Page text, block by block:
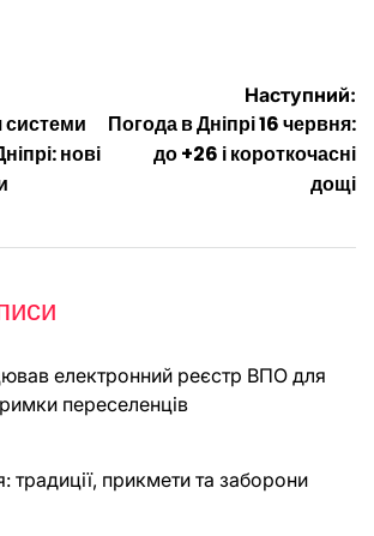
системи
нові
Наступний:
Погода в Дніпрі 16 червня:
до +26 і короткочасні
дощі
електронний реєстр ВПО для
переселенців
традиції, прикмети та заборони